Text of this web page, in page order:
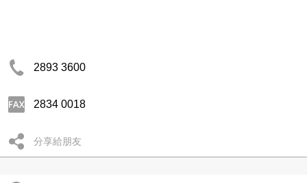
2893 3600
2834 0018
分享給朋友